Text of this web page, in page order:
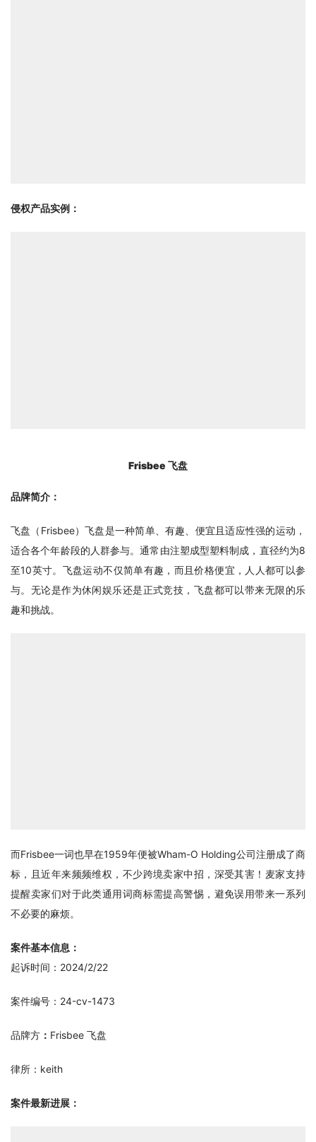
侵权产品实例：
Frisbee 飞盘
品牌简介：
飞盘（Frisbee）飞盘是一种简单、有趣、便宜且适应性强的运动，
适合各个年龄段的人群参与。通常由注塑成型塑料制成，直径约为8
至10英寸。飞盘运动不仅简单有趣，而且价格便宜，人人都可以参
与。无论是作为休闲娱乐还是正式竞技，飞盘都可以带来无限的乐
趣和挑战。
而Frisbee一词也早在1959年便被Wham-O Holding公司注册成了商
标，且近年来频频维权，不少跨境卖家中招，深受其害！麦家支持
提醒卖家们对于此类通用词商标需提高警惕，避免误用带来一系列
不必要的麻烦。
案件基本信息：
起诉时间：2024/2/22
案件编号：24-cv-1473
品牌方 ： Frisbee 飞盘
律所：keith
案件最新进展：